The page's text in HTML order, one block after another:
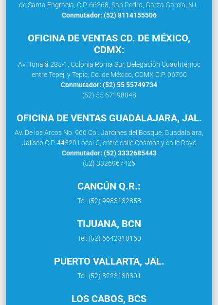
de Santa Engracia, C.P. 66268, San Pedro, Garza García, N.L.
Conmutador: (52) 8114155506
OFICINA DE VENTAS CD. DE MÉXICO,
CDMX:
Av. Tonalá 285-1, Colonia Roma Sur, Delegación Cuauhtémoc
entre Tepeji y Tepic, Cd. de México, CDMX C.P. 06760
Conmutador: (52) 55 55749734
(52) 55 67198048
OFICINA DE VENTAS GUADALAJARA, JAL.
Av. De los Arcos No. 966 Col. Jardines del Bosque, Guadalajara,
Jalisco C.P. 44520 Local C, entre calle Cosmos y calle Rayo
Conmutador: (52) 3332685443
(52) 3326967426
CANCÚN Q.R.:
Tel. (52) 9983132858
TIJUANA, BCN
Tel. (52) 6642310160
PUERTO VALLARTA, JAL.
Tel. (52) 3223130301
LOS CABOS, BCS